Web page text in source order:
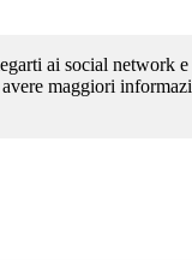
ai social network
maggiori